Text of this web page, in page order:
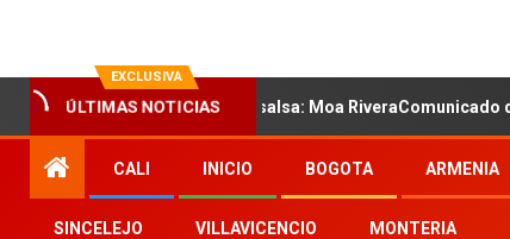
EXCLUSIVA
ÚLTIMAS NOTICIAS
voz sensual de la salsa: Moa RiveraComunicado de prensa
CALI INICIO BOGOTA ARMENIA
SINCELEJO VILLAVICENCIO MONTERIA